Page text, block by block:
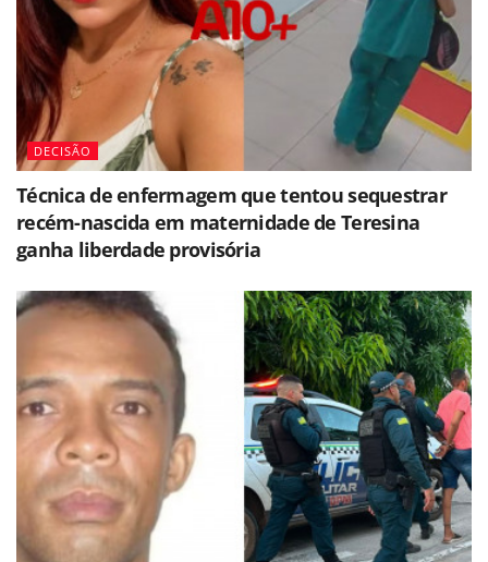
DECISÃO
Técnica de enfermagem que tentou sequestrar
recém-nascida em maternidade de Teresina
ganha liberdade provisória